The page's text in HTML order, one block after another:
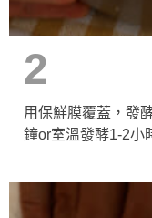
2
用保鮮膜覆蓋，發
鐘or室溫發酵1-2小